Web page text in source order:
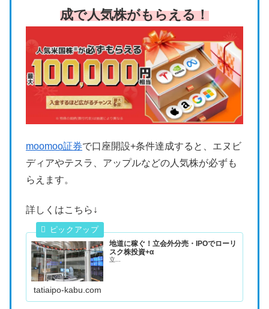
成で人気株がもらえる！
moomoo証券で口座開設+条件達成すると、エヌビ
ディアやテスラ、アップルなどの人気株が必ずも
らえます。
詳しくはこちら↓
地道に稼ぐ！立会外分売・IPOでローリ
スク株投資+α
立...
tatiaipo-kabu.com